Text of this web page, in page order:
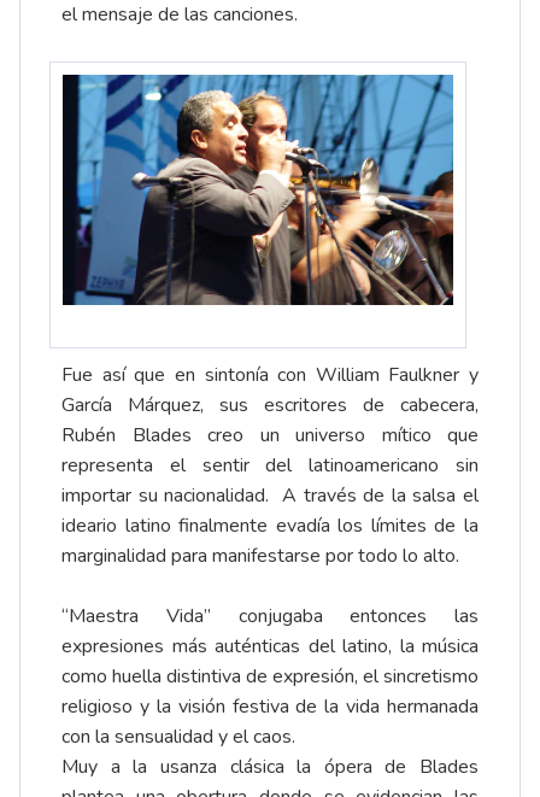
el mensaje de las canciones.
Fue así que en sintonía con William Faulkner y
García Márquez, sus escritores de cabecera,
Rubén Blades creo un universo mítico que
representa el sentir del latinoamericano sin
importar su nacionalidad. A través de la salsa el
ideario latino finalmente evadía los límites de la
marginalidad para manifestarse por todo lo alto.
“Maestra Vida” conjugaba entonces las
expresiones más auténticas del latino, la música
como huella distintiva de expresión, el sincretismo
religioso y la visión festiva de la vida hermanada
con la sensualidad y el caos.
Muy a la usanza clásica la ópera de Blades